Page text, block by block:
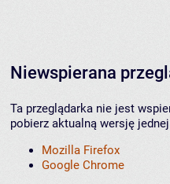
Niewspierana
Ta przeglądarka nie jest
pobierz aktualną wersję
Mozilla Firefox
Google Chrome